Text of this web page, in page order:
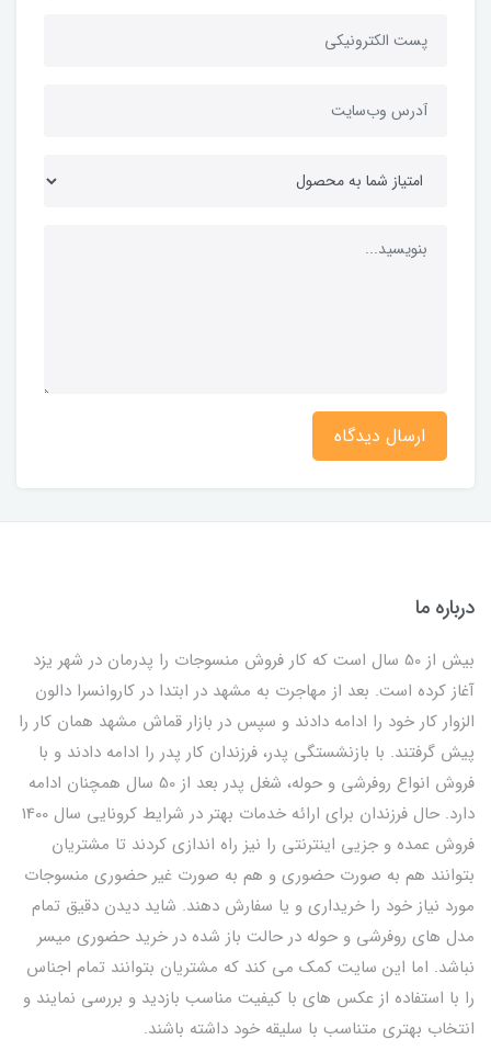
ارسال دیدگاه
درباره ما
بیش از 50 سال است که کار فروش منسوجات را پدرمان در شهر یزد
آغاز کرده است. بعد از مهاجرت به مشهد در ابتدا در کاروانسرا دالون
الزوار کار خود را ادامه دادند و سپس در بازار قماش مشهد همان کار را
پیش گرفتند. با بازنشستگی پدر، فرزندان کار پدر را ادامه دادند و با
فروش انواع روفرشی و حوله، شغل پدر بعد از 50 سال همچنان ادامه
دارد. حال فرزندان برای ارائه خدمات بهتر در شرایط کرونایی سال 1400
فروش عمده و جزیی اینترنتی را نیز راه اندازی کردند تا مشتریان
بتوانند هم به صورت حضوری و هم به صورت غیر حضوری منسوجات
مورد نیاز خود را خریداری و یا سفارش دهند. شاید دیدن دقیق تمام
مدل های روفرشی و حوله در حالت باز شده در خرید حضوری میسر
نباشد. اما این سایت کمک می کند که مشتریان بتوانند تمام اجناس
را با استفاده از عکس های با کیفیت مناسب بازدید و بررسی نمایند و
انتخاب بهتری متناسب با سلیقه خود داشته باشند.